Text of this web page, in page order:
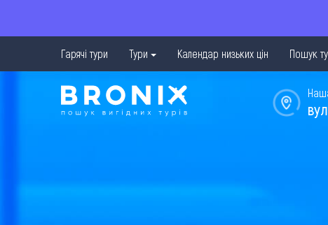
Гарячі тури Тури Календар низьких цін Пошук